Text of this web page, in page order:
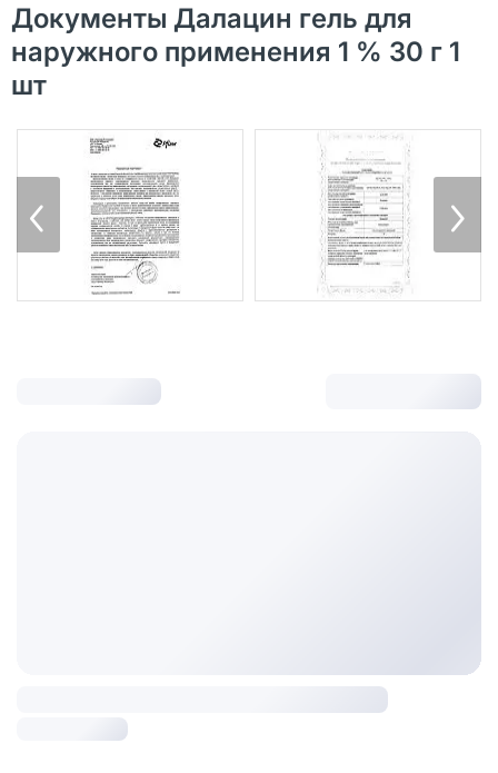
Документы Далацин гель для
наружного применения 1 % 30 г 1
шт